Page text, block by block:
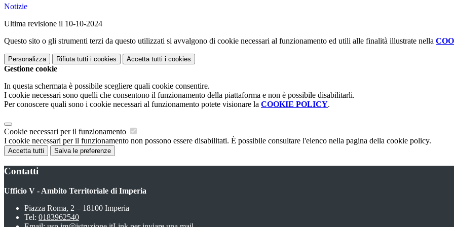
Notizie
Ultima revisione il 10-10-2024
Questo sito o gli strumenti terzi da questo utilizzati si avvalgono di cookie necessari al funzionamento ed utili alle finalità illustrate nella
Personalizza Rifiuta tutti i cookies Accetta tutti i cookies
Gestione cookie
In questa schermata è possibile scegliere quali cookie consentire.
I cookie necessari sono quelli che consentono il funzionamento della piattaforma e non è possibile disabilitarli.
Per conoscere quali sono i cookie necessari al funzionamento potete visionare la COOKIE POLICY.
Cookie necessari per il funzionamento
I cookie necessari per il funzionamento non possono essere disabilitati. È possibile consultare l'elenco nella pagina della cookie policy.
Accetta tutti Salva le preferenze
Contatti
Ufficio V - Ambito Territoriale di Imperia
Piazza Roma, 2 – 18100 Imperia
Tel: 0183962540